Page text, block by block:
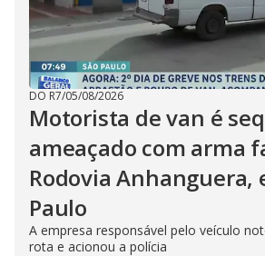
DO R7/05/08/2026
Motorista de van é
ameaçado com arma
Rodovia Anhanguera,
Paulo
A empresa responsável pelo veículo
rota e acionou a polícia